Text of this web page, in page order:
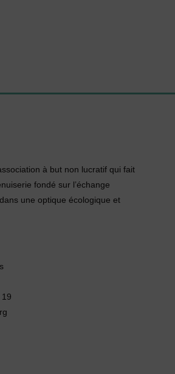
à but non lucratif qui fait
fondé sur l’échange
une optique écologique et